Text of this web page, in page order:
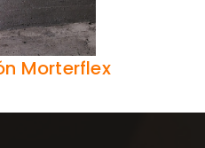
Morterflex